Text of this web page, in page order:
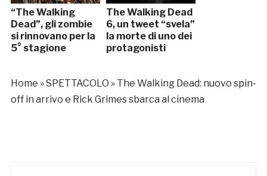
“The Walking
Dead”, gli zombie
si rinnovano per la
5° stagione
The Walking Dead
6, un tweet “svela”
la morte di uno dei
protagonisti
Home »SPETTACOLO » The Walking Dead: nuovo spin-
off in arrivo e Rick Grimes sbarca al cinema